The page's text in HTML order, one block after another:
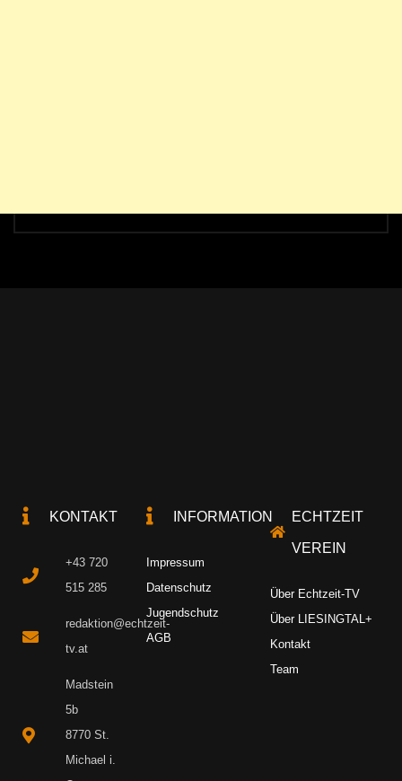
KONTAKT
+43 720
515 285
redaktion@echtzeit-
tv.at
Madstein
5b
8770 St.
Michael i.
INFORMATION
Impressum
Datenschutz
Jugendschutz
AGB
ECHTZEIT
VEREIN
Über Echtzeit-TV
Über LIESINGTAL+
Kontakt
Team